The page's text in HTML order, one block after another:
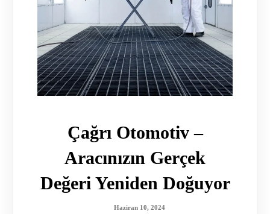
Çağrı Otomotiv –
Aracınızın Gerçek
Değeri Yeniden Doğuyor
Haziran 10, 2024